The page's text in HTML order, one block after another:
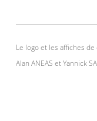
Le logo et les affiches
Alan ANEAS et Yannick